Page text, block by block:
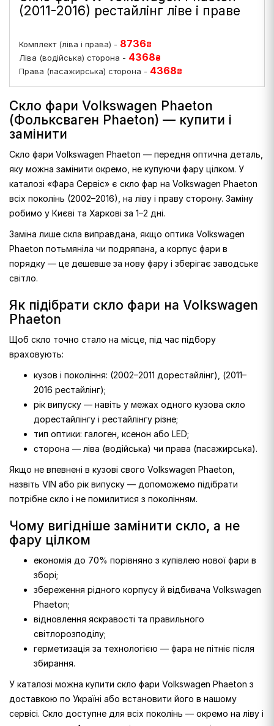
(2011-2016) рестайлінг ліве і праве
Комплект (ліва і права) - 8736₴
Ліва (водійська) сторона - 4368₴
Права (пасажирська) сторона - 4368₴
Скло фари Volkswagen Phaeton
(Фольксваген Phaeton) — купити і
замінити
Скло фари Volkswagen Phaeton — передня оптична деталь,
яку можна замінити окремо, не купуючи фару цілком. У
каталозі «Фара Сервіс» є скло фар на Volkswagen Phaeton
всіх поколінь (2002–2016), на ліву і праву сторону. Заміну
робимо у Києві та Харкові за 1–2 дні.
Заміна лише скла виправдана, якщо оптика Volkswagen
Phaeton потьмяніла чи подряпана, а корпус фари в
порядку — це дешевше за нову фару і зберігає заводське
світло.
Як підібрати скло фари на Volkswagen
Phaeton
Щоб скло точно стало на місце, під час підбору
враховують:
кузов і покоління: (2002–2011 дорестайлінг), (2011–
2016 рестайлінг);
рік випуску — навіть у межах одного кузова скло
дорестайлінгу і рестайлінгу різне;
тип оптики: галоген, ксенон або LED;
сторона — ліва (водійська) чи права (пасажирська).
Якщо не впевнені в кузові свого Volkswagen Phaeton,
назвіть VIN або рік випуску — допоможемо підібрати
потрібне скло і не помилитися з поколінням.
Чому вигідніше замінити скло, а не
фару цілком
економія до 70% порівняно з купівлею нової фари в
зборі;
збереження рідного корпусу й відбивача Volkswagen
Phaeton;
відновлення яскравості та правильного
світлорозподілу;
герметизація за технологією — фара не пітніє після
збирання.
У каталозі можна купити скло фари Volkswagen Phaeton з
доставкою по Україні або встановити його в нашому
сервісі. Скло доступне для всіх поколінь — окремо на ліву і